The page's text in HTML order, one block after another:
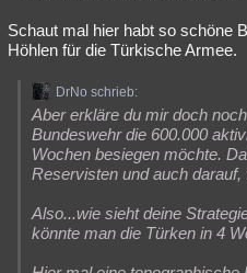
Schaut mal hier habt so schöne
Höhlen für die Türkische Armee.
DrNo schrieb:
Aber erkläre du mir doch
Bundeswehr die 600.000
Wochen besiegen möchte.
Reservisten und auch
Also...wie sieht deine
könnte man die Türken in 4